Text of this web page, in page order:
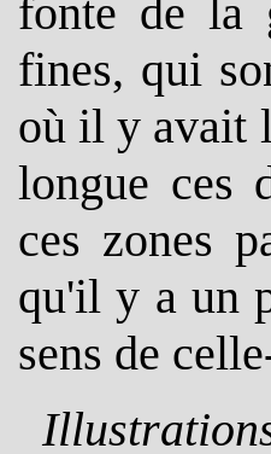
fonte de la
fines, qui
où il y avait
longue ces
ces zones
qu'il y a un
sens de